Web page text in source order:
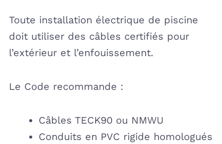
Toute installation électrique de piscine
doit utiliser des câbles certifiés pour
l’extérieur et l’enfouissement.
Le Code recommande :
Câbles TECK90 ou NMWU
Conduits en PVC rigide homologués